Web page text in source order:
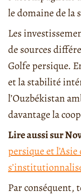
le domaine de la
Les
de sources
Golfe persique.
et la stabilité
l’Ouzbékistan
davantage la
Lire aussi sur
persique et
Par conséquent,